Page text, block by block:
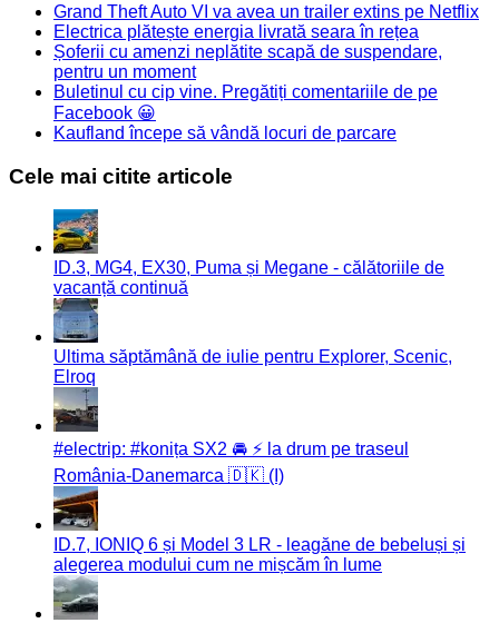
Grand Theft Auto VI va avea un trailer extins pe Netflix
Electrica plătește energia livrată seara în rețea
Șoferii cu amenzi neplătite scapă de suspendare,
pentru un moment
Buletinul cu cip vine. Pregătiți comentariile de pe
Facebook 😀
Kaufland începe să vândă locuri de parcare
Cele mai citite articole
ID.3, MG4, EX30, Puma și Megane - călătoriile de
vacanță continuă
Ultima săptămână de iulie pentru Explorer, Scenic,
Elroq
#electrip: #konița SX2 🚘 ⚡️ la drum pe traseul
România-Danemarca 🇩🇰 (I)
ID.7, IONIQ 6 și Model 3 LR - leagăne de bebeluși și
alegerea modului cum ne mișcăm în lume